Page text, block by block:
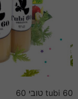
tubi 60 טובי 60